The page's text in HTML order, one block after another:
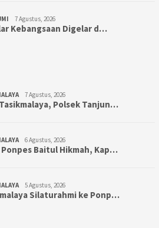
7 Agustus, 2026
Kebangsaan Digelar d…
7 Agustus, 2026
Polsek Tanjun…
6 Agustus, 2026
Baitul Hikmah, Kap…
5 Agustus, 2026
Silaturahmi ke Ponp…